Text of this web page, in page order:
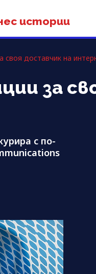
истории
своя доставчик на
за
с по-